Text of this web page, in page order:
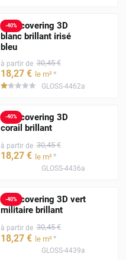
-40%
Film covering 3D
blanc brillant irisé
bleu
à partir de 30,45 €
18,27 € le m²*
***** GLOSS-4462a
-40%
Film covering 3D
corail brillant
à partir de 30,45 €
18,27 € le m²*
GLOSS-4436a
-40%
Film covering 3D vert
militaire brillant
à partir de 30,45 €
18,27 € le m²*
GLOSS-4439a